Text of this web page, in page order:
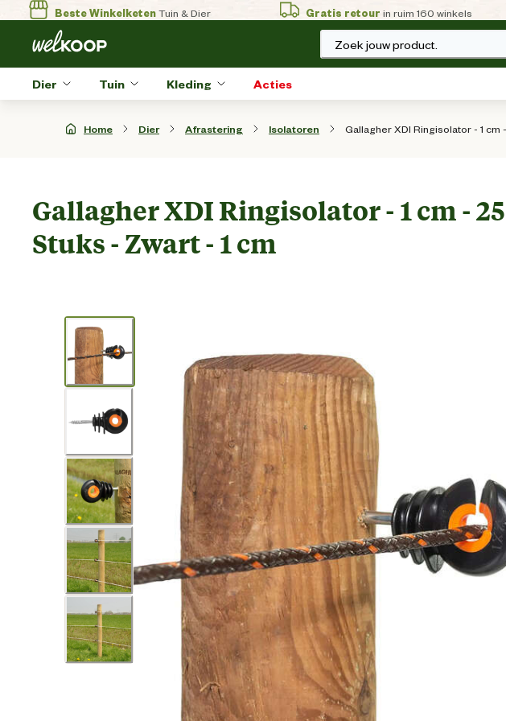
Beste WinkelketenTuin & Dier Gratis retour in ruim 160 winkels
Zoek jouw product.
Dier Tuin Kleding Acties
Home Dier Afrastering Isolatoren Gallagher XDI Ringisolator - 1 cm
Gallagher XDI Ringisolator - 1 cm -
Stuks - Zwart - 1 cm